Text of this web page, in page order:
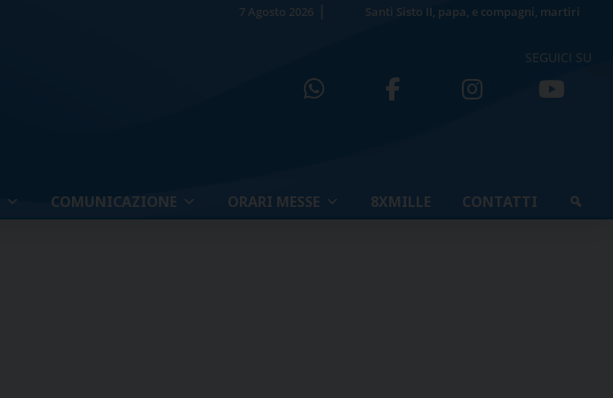
7 Agosto 2026 Santi Sisto II, papa, e compagni, martiri
SEGUICI SU
COMUNICAZIONE ORARI MESSE 8XMILLE CONTATTI